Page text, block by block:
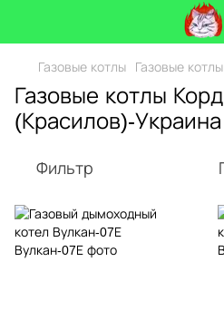
Газовые котлы Газовые
Газовые котлы
(Красилов)-Украина
Фильтр